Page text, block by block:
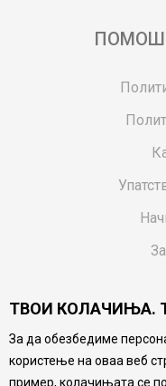
ПОМОШ
ТВОИ КОЛАЧИЊА.
За да обезбедиме
користење на оваа веб
пример, колачињата се